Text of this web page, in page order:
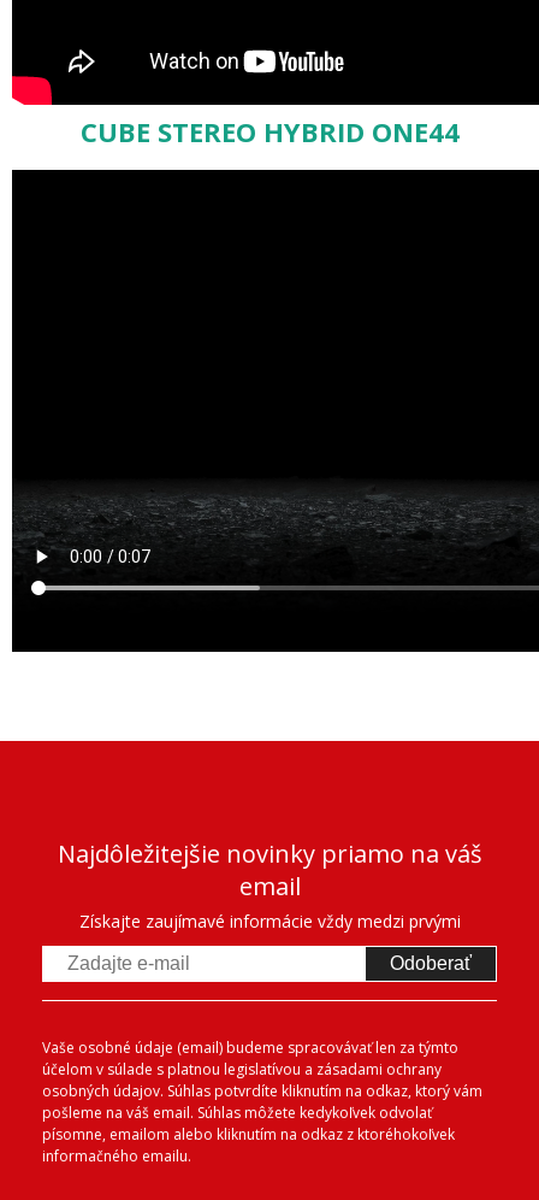
CUBE STEREO HYBRID ONE44
Najdôležitejšie novinky priamo na váš
email
Získajte zaujímavé informácie vždy medzi prvými
Odoberať
Vaše osobné údaje (email) budeme spracovávať len za týmto
účelom v súlade s platnou legislatívou a zásadami ochrany
osobných údajov. Súhlas potvrdíte kliknutím na odkaz, ktorý vám
pošleme na váš email. Súhlas môžete kedykoľvek odvolať
písomne, emailom alebo kliknutím na odkaz z ktoréhokoľvek
informačného emailu.